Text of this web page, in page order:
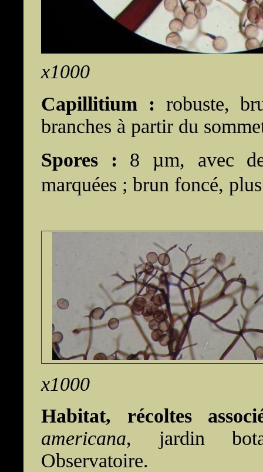
x1000
Capillitium : robuste,
branches à partir du
Spores : 8 µm, avec
marquées ; brun foncé,
x1000
Habitat, récoltes
americana, jardin
Observatoire.